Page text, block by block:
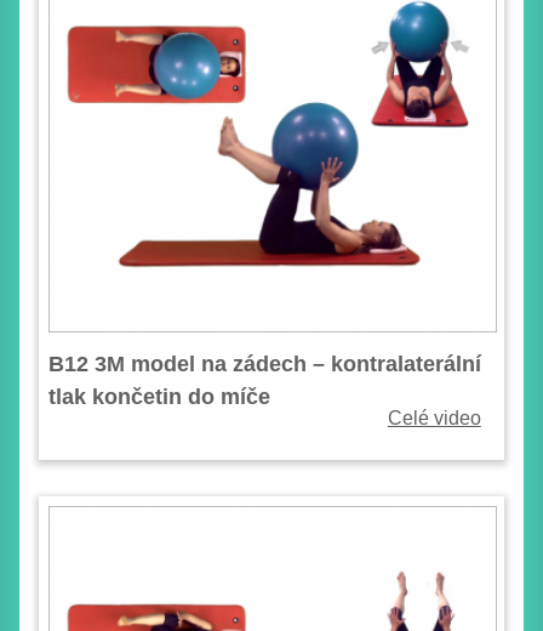
B12 3M model na zádech – kontralaterální
tlak končetin do míče
Celé video